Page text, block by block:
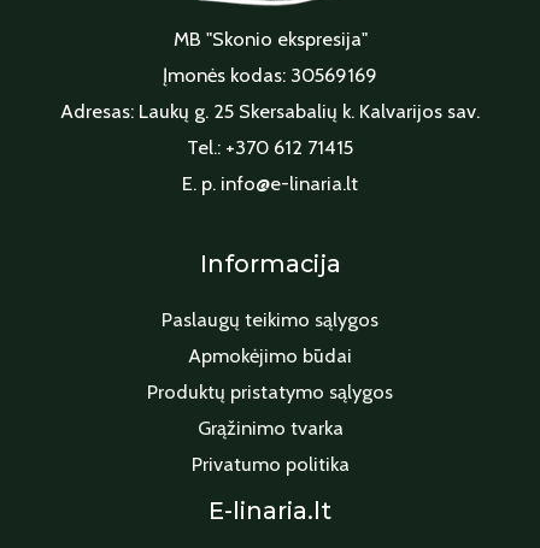
MB "Skonio ekspresija"
Įmonės kodas: 30569169
Adresas: Laukų g. 25 Skersabalių k. Kalvarijos sav.
Tel.: +370 612 71415
E. p. info@e-linaria.lt
Informacija
Paslaugų teikimo sąlygos
Apmokėjimo būdai
Produktų pristatymo sąlygos
Grąžinimo tvarka
Privatumo politika
E-linaria.lt